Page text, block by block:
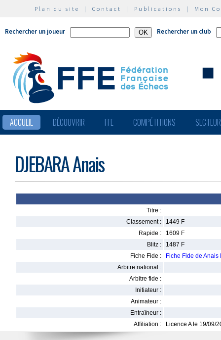
Plan du site | Contact | Publications | Mon
Rechercher un joueur Rechercher un club
ACCUEIL DÉCOUVRIR FFE COMPÉTITIONS
DJEBARA Anais
Titre :
Classement :
1449 F
Rapide :
1609 F
Blitz :
1487 F
Fiche Fide :
Fiche Fide de Anais
Arbitre national :
Arbitre fide :
Initiateur :
Animateur :
Entraîneur :
Affiliation :
Licence A le 19/09/